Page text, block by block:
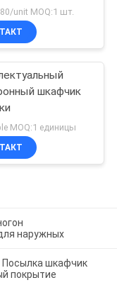
unit MOQ:1 шт.
шкафчик
MOQ:1 единицы
наружных
Посылка шкафчик
покрытие